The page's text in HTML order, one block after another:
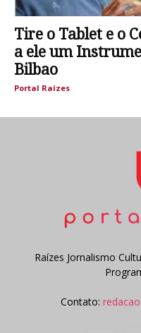
Tire o Tablet e o
a ele um
Bilbao
Portal Raízes
Raízes Jornalismo
Contato: